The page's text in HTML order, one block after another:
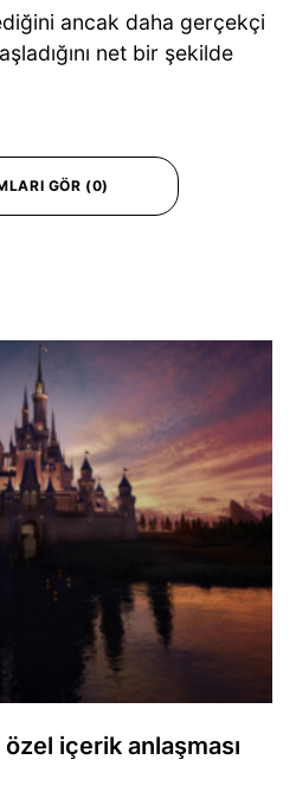
ancak daha gerçekçi
net bir şekilde
GÖR (0)
içerik anlaşması